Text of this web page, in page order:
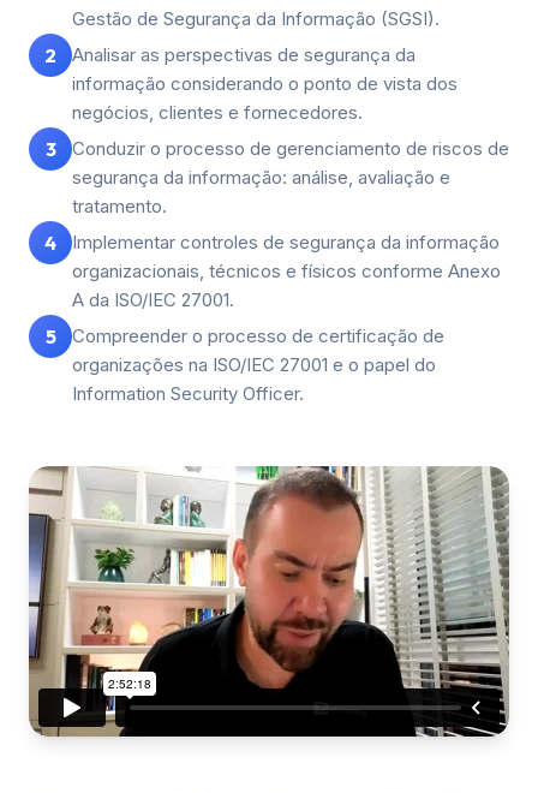
Gestão de Segurança da Informação (SGSI).
2
Analisar as perspectivas de segurança da
informação considerando o ponto de vista dos
negócios, clientes e fornecedores.
3
Conduzir o processo de gerenciamento de riscos de
segurança da informação: análise, avaliação e
tratamento.
4
Implementar controles de segurança da informação
organizacionais, técnicos e físicos conforme Anexo
A da ISO/IEC 27001.
5
Compreender o processo de certificação de
organizações na ISO/IEC 27001 e o papel do
Information Security Officer.